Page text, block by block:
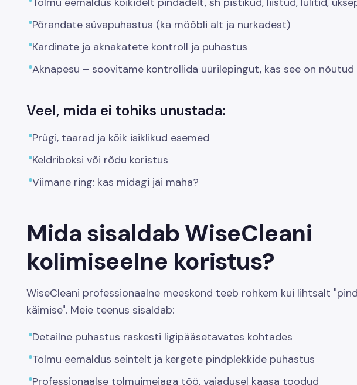
Põrandate süvapuhastus (ka mööbli alt ja nurkadest)
Kardinate ja aknakatete kontroll ja puhastus
Aknapesu – soovitame kontrollida üürilepingut, kas see on nõutud
Veel, mida ei tohiks unustada:
Prügi, taarad ja kõik isiklikud esemed
Keldriboksi või rõdu koristus
Viimane ring: kas midagi jäi maha?
Mida sisaldab WiseCleani
kolimiseelne koristus?
WiseCleani professionaalne meeskond teeb rohkem kui lihtsalt
käimise". Meie teenus sisaldab:
Detailne puhastus raskesti ligipääsetavates kohtades
Tolmu eemaldus seintelt ja kergete pindplekkide puhastus
Professionaalse tolmuimejaga töö, vajadusel kaasa toodud